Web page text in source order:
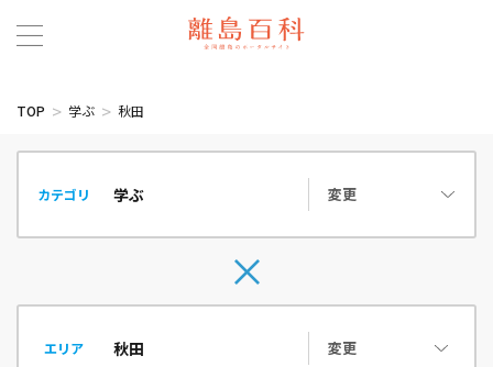
TOP 学ぶ 秋田
カテゴリ 変更
エリア 変更